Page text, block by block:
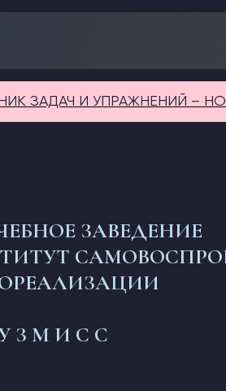
И УПРАЖНЕНИЙ –
ЗАВЕДЕНИЕ
З М И С С